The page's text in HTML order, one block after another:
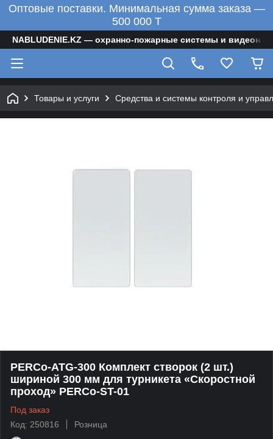
Оптовые поставки. Минимальная сумма заказа —
500 000 T
NABLUDENIE.KZ — охранно-пожарные системы и
Товары и услуги Средства и системы контроля и
PERCo-ATG-300 Комплект створок (2 шт.)
шириной 300 мм для турникета «Скоростной
проход» PERCo-ST-01
Под заказ
Код: 250816
Розница